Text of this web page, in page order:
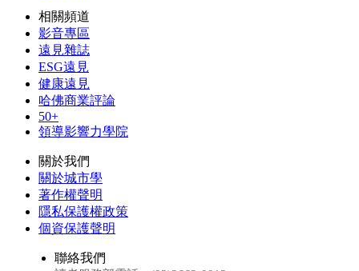
相關頻道
影音專區
遠見雜誌
ESG遠見
健康遠見
哈佛商業評論
50+
領導影響力學院
關於我們
關於城市學
著作權聲明
隱私保護權政策
個資保護聲明
聯絡我們